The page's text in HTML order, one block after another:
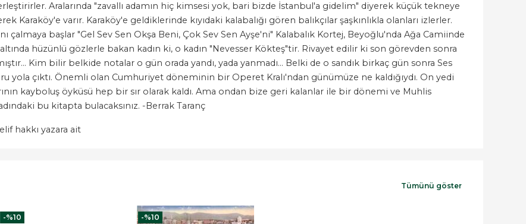
Aralarında "zavallı adamın hiç kimsesi yok, bari bizde İstanbul'a gidelim" diyerek küçük tekneye
Karaköy'e varır. Karaköy'e geldiklerinde kıyıdaki kalabalığı gören balıkçılar şaşkınlıkla olanları izlerler.
çalmaya başlar "Gel Sev Sen Okşa Beni, Çok Sev Sen Ayşe'ni" Kalabalık Kortej, Beyoğlu'nda Ağa Camiinde
hüzünlü gözlerle bakan kadın ki, o kadın "Nevesser Kökteş"tir. Rivayet edilir ki son görevden sonra
Kim bilir belkide notalar o gün orada yandı, yada yanmadı... Belki de o sandık birkaç gün sonra Ses
yola çıktı. Önemli olan Cumhuriyet döneminin bir Operet Kralı'ndan günümüze ne kaldığıydı. On yedi
kayboluş öyküsü hep bir sır olarak kaldı. Ama ondan bize geri kalanlar ile bir dönemi ve Muhlis
bu kitapta bulacaksınız. -Berrak Taranç
hakkı yazara ait
-%10 -%10
Tümünü göster